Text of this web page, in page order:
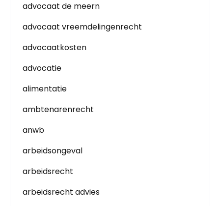
advocaat de meern
advocaat vreemdelingenrecht
advocaatkosten
advocatie
alimentatie
ambtenarenrecht
anwb
arbeidsongeval
arbeidsrecht
arbeidsrecht advies